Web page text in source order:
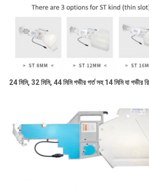
24 মিমি, 32 মিমি, 44 মিমি গভীর গর্ত সহ 14 মিমি যা গভীর